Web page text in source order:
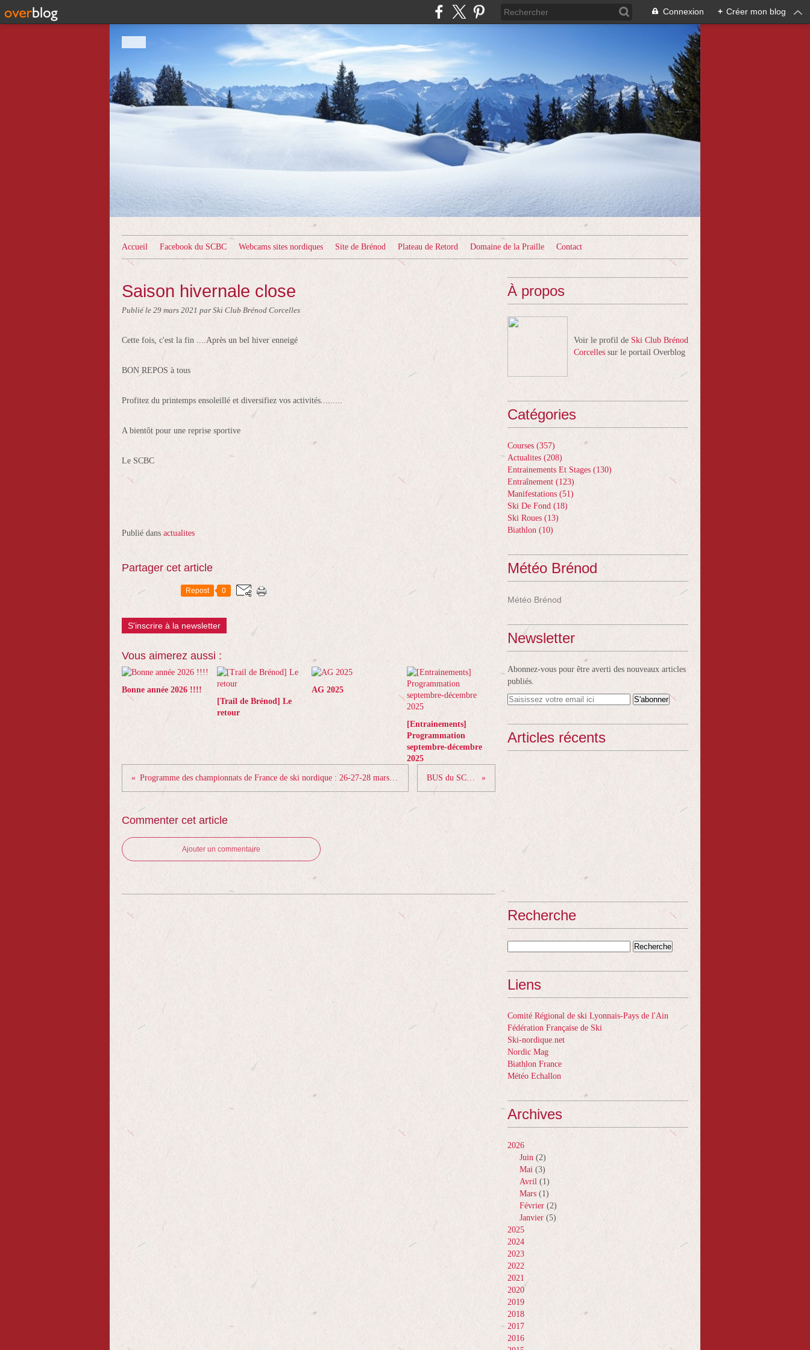
Connexion + Créer mon blog
Accueil Facebook du SCBC Webcams sites nordiques Site de Brénod Plateau de Retord Domaine de la Praille Contact
Saison hivernale close
Publié le 29 mars 2021 par Ski Club Brénod Corcelles
Cette fois, c'est la fin ....Après un bel hiver enneigé
BON REPOS à tous
Profitez du printemps ensoleillé et diversifiez vos activités.........
A bientôt pour une reprise sportive
Le SCBC
Publié dans actualites
Partager cet article
Repost 0
S'inscrire à la newsletter
Vous aimerez aussi :
Bonne année 2026 !!!!
[Trail de Brénod] Le
retour
AG 2025
[Entrainements]
Programmation
septembre-décembre
2025
Programme des championnats de France de ski nordique : 26-27-28 mars 21 BUS du SCBC
Commenter cet article
Ajouter un commentaire
À propos
Voir le profil de Ski Club Brénod
Corcelles sur le portail Overblog
Catégories
Courses (357)
Actualites (208)
Entrainements Et Stages (130)
Entraînement (123)
Manifestations (51)
Ski De Fond (18)
Ski Roues (13)
Biathlon (10)
Météo Brénod
Météo Brénod
Newsletter
Abonnez-vous pour être averti des nouveaux articles
publiés.
Articles récents
Recherche
Liens
Comité Régional de ski Lyonnais-Pays de l'Ain
Fédération Française de Ski
Ski-nordique.net
Nordic Mag
Biathlon France
Météo Echallon
Archives
2026
Juin (2)
Mai (3)
Avril (1)
Mars (1)
Février (2)
Janvier (5)
2025
2024
2023
2022
2021
2020
2019
2018
2017
2016